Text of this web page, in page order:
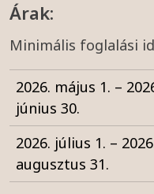
Árak:
Minimális foglalási
2026. május 1. –
június 30.
2026. július 1. –
augusztus 31.